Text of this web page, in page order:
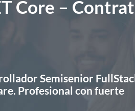
Core –
Semisenior
Profesional con fuerte